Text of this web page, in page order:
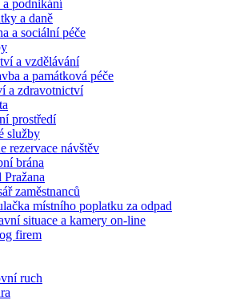
a podnikání
a daně
a sociální péče
a vzdělávání
a památková péče
a zdravotnictví
prostředí
služby
rezervace návštěv
brána
Pražana
zaměstnanců
místního poplatku za odpad
situace a kamery on-line
firem
ruch